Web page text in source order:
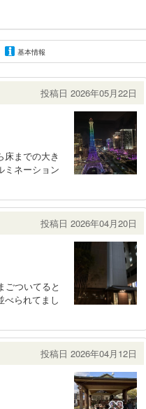
基本情報
投稿日 2026年05月22日
床までの大き
ミネーション
投稿日 2026年04月20日
ごついてると
べられてまし
投稿日 2026年04月12日